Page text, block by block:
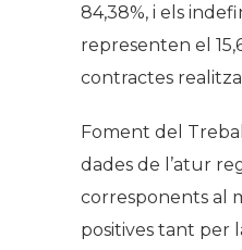
84,38%, i els
representen el
contractes
Foment del
dades de l’atur
corresponents al
positives tant per